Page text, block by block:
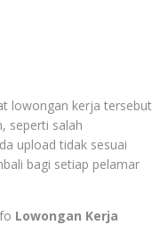
lowongan kerja tersebut
seperti salah
upload tidak sesuai
bagi setiap pelamar
Lowongan Kerja